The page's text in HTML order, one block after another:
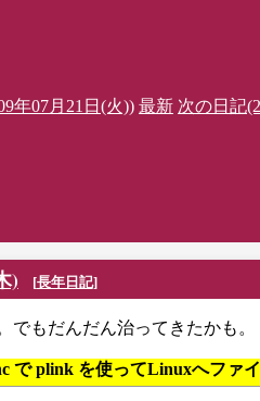
年07月21日(火)) 最新 次の日記
) [長年日記]
でもだんだん治ってきたかも。
で plink を使ってLinuxへファ